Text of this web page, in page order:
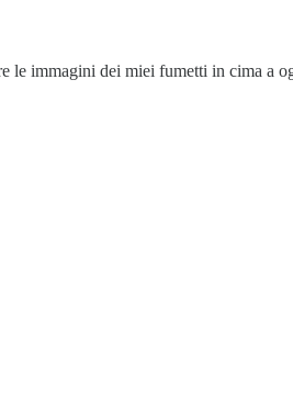
le immagini dei miei fumetti in cima a